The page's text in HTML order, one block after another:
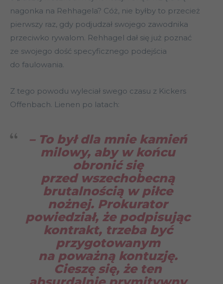
nagonka na Rehhagela? Cóż, nie byłby to przecież
pierwszy raz, gdy podjudzał swojego zawodnika
przeciwko rywalom. Rehhagel dał się już poznać
ze swojego dość specyficznego podejścia
do faulowania.
Z tego powodu wyleciał swego czasu z Kickers
Offenbach. Lienen po latach:
– To był dla mnie kamień
milowy, aby w końcu
obronić się
przed wszechobecną
brutalnością w piłce
nożnej. Prokurator
powiedział, że podpisując
kontrakt, trzeba być
przygotowanym
na poważną kontuzję.
Cieszę się, że ten